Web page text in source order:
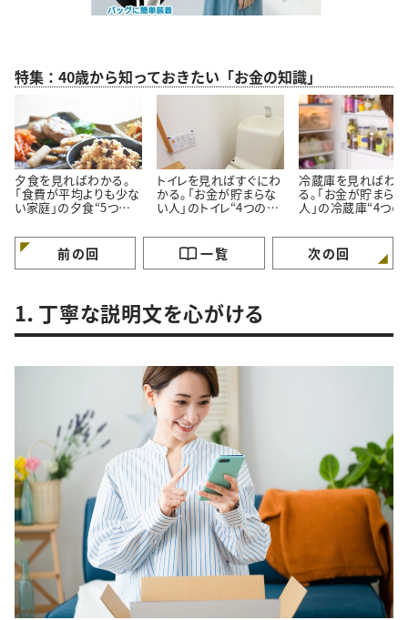
特集：40歳から知っておきたい「お金の知識」
夕食を見ればわかる。
「食費が平均よりも少な
い家庭」の夕食“5つの
トイレを見ればすぐにわ
かる。「お金が貯まらな
い人」のトイレ“4つの特
冷蔵庫を見ればわか
る。「お金が貯まら
人」の冷蔵庫“4つの
前の回 一覧 次の回
1．丁寧な説明文を心がける